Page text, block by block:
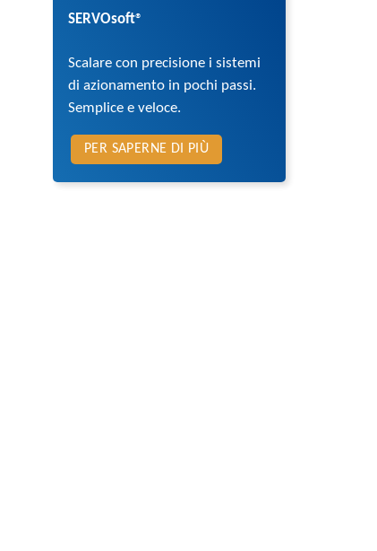
SERVOsoft®
Scalare con precisione i sistemi
di azionamento in pochi passi.
Semplice e veloce.
PER SAPERNE DI PIÙ